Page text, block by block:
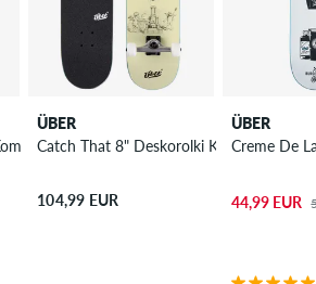
ÜBER
Catch That 8" Deskorolki Kompletne
104,99 EUR
ÜBER
Creme De
44,99 EUR